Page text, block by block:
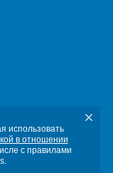
использовать
в отношении
с правилами